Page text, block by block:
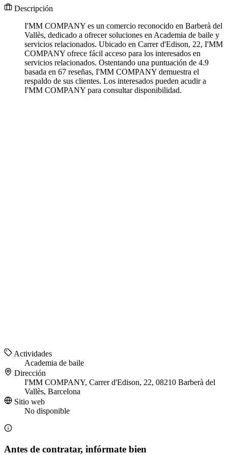
Descripción
I'MM COMPANY es un comercio reconocido en Barberà del
Vallès, dedicado a ofrecer soluciones en Academia de baile y
servicios relacionados. Ubicado en Carrer d'Edison, 22, I'MM
COMPANY ofrece fácil acceso para los interesados en
servicios relacionados. Ostentando una puntuación de 4.9
basada en 67 reseñas, I'MM COMPANY demuestra el
respaldo de sus clientes. Los interesados pueden acudir a
I'MM COMPANY para consultar disponibilidad.
Actividades
Academia de baile
Dirección
I'MM COMPANY, Carrer d'Edison, 22, 08210 Barberà del
Vallès, Barcelona
Sitio web
No disponible
Antes de contratar, infórmate bien